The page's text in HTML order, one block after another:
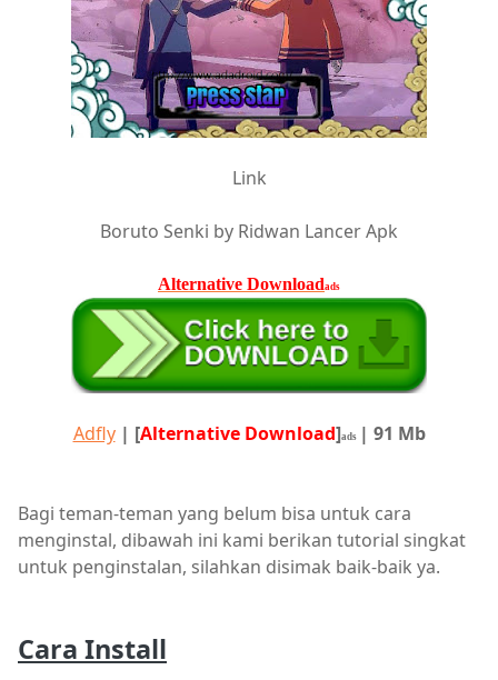
Link
Boruto Senki by Ridwan Lancer Apk
Alternative Downloadads
Adfly| [Alternative Download]ads | 91 Mb
Bagi teman-teman yang belum bisa untuk cara
menginstal, dibawah ini kami berikan tutorial singkat
untuk penginstalan, silahkan disimak baik-baik ya.
Cara Install